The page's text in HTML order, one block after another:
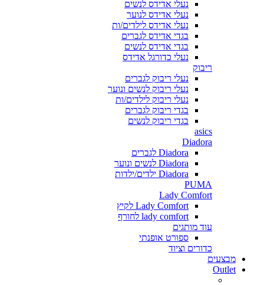
נעלי אדידס לנשים
נעלי אדידס לנוער
נעלי אדידס לילדים/ות
בגדי אדידס לגברים
בגדי אדידס לנשים
נעלי כדורגל אדידס
ריבוק
נעלי ריבוק לגברים
נעלי ריבוק לנשים ונוער
נעלי ריבוק לילדים/ות
בגדי ריבוק לגברים
בגדי ריבוק לנשים
asics
Diadora
Diadora לגברים
Diadora לנשים ונוער
Diadora ילדים/ילדות
PUMA
Lady Comfort
Lady Comfort לקיץ
lady comfort לחורף
עוד מותגים
ספורט אופנתי
כדורים וציוד
מבצעים
Outlet